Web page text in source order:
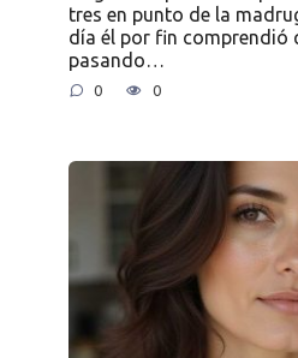
tres en punto de la
día él por fin comprendió
pasando…
0 0